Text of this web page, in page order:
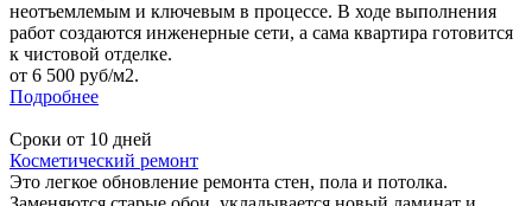
неотъемлемым и ключевым в процессе. В ходе выполнения
работ создаются инженерные сети, а сама квартира готовится
к чистовой отделке.
от 6 500 руб/м2.
Подробнее
Сроки от 10 дней
Косметический ремонт
Это легкое обновление ремонта стен, пола и потолка.